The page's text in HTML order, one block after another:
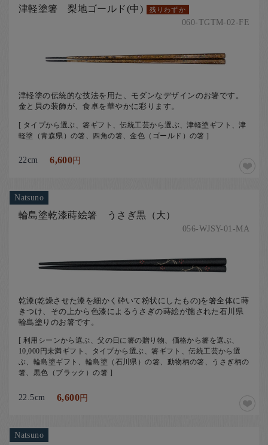
津軽塗箸 梨地ゴールド(中) 残りわずか
060-TGTM-02-FE
津軽塗の伝統的な技法を用た、モダンなデザインのお箸です。
金と貝の装飾が、食卓を華やかに彩ります。
[ タイプから選ぶ、箸ギフト、伝統工芸から選ぶ、津軽塗ギフト、津
軽塗（青森県）の箸、四角の箸、金色（ゴールド）の箸 ]
22cm 6,600円
Natsuno
輪島塗乾漆蒔絵箸 うさぎ黒（大）
056-WJSY-01-MA
乾漆(乾燥させた漆を細かく砕いて粉状にしたもの)を箸全体に蒔
きつけ、その上から色漆によるうさぎの蒔絵が施された石川県
輪島塗りのお箸です。
[ 利用シーンから選ぶ、父の日に箸の贈り物、価格から箸を選ぶ、
10,000円未満ギフト、タイプから選ぶ、箸ギフト、伝統工芸から選
ぶ、輪島塗ギフト、輪島塗（石川県）の箸、動物柄の箸、うさぎ柄の
箸、黒色（ブラック）の箸 ]
22.5cm 6,600円
Natsuno